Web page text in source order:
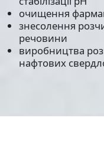
очищення
знесолення
речовини
виробництва
нафтових